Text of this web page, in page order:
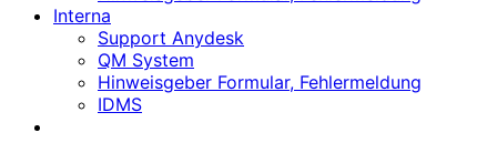
Interna
Support Anydesk
QM System
Hinweisgeber Formular, Fehlermeldung
IDMS